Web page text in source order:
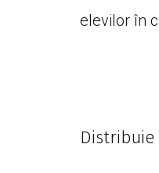
elevilor în